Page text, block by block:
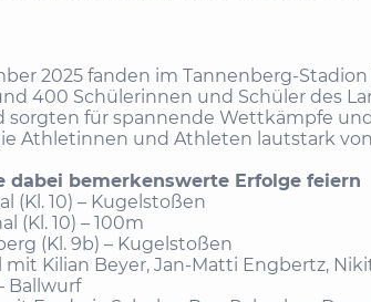
2025 fanden im Tannenberg-
400 Schülerinnen und Schüler des
sorgten für spannende Wettkämpfe
Athletinnen und Athleten lautstark
dabei bemerkenswerte Erfolge feiern
(Kl. 10) – Kugelstoßen
(Kl. 10) – 100m
(Kl. 9b) – Kugelstoßen
mit Kilian Beyer, Jan-Matti Engbertz,
Ballwurf